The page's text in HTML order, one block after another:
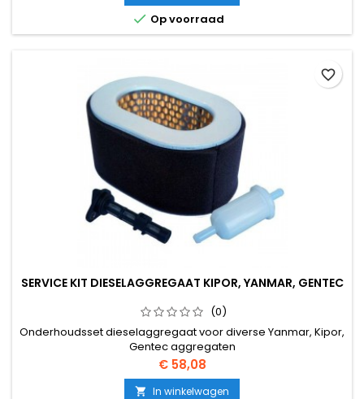
 Op voorraad
SERVICE KIT DIESELAGGREGAAT KIPOR, YANMAR, GENTEC
(0)
Onderhoudsset dieselaggregaat voor diverse Yanmar, Kipor,
Gentec aggregaten
Prijs
€ 58,08
 In winkelwagen
favorite_border